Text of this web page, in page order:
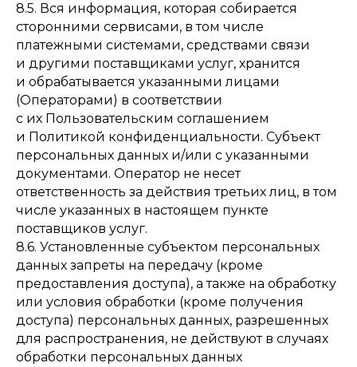
8.5. Вся информация, которая собирается
сторонними сервисами, в том числе
платежными системами, средствами связи
и другими поставщиками услуг, хранится
и обрабатывается указанными лицами
(Операторами) в соответствии
с их Пользовательским соглашением
и Политикой конфиденциальности. Субъект
персональных данных и/или с указанными
документами. Оператор не несет
ответственность за действия третьих лиц, в том
числе указанных в настоящем пункте
поставщиков услуг.
8.6. Установленные субъектом персональных
данных запреты на передачу (кроме
предоставления доступа), а также на обработку
или условия обработки (кроме получения
доступа) персональных данных, разрешенных
для распространения, не действуют в случаях
обработки персональных данных